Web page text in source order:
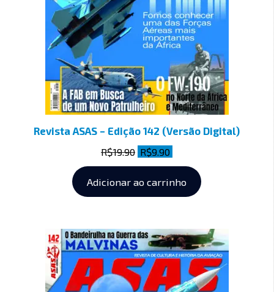
Revista ASAS – Edição 142 (Versão Digital)
R$19.90 R$9.90
Adicionar ao carrinho